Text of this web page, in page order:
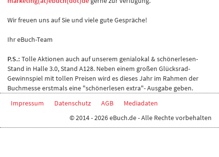
Wir freuen uns auf Sie und viele gute Gespräche!
Ihr eBuch-Team
P.S.: Tolle Aktionen auch auf unserem genialokal & schönerlesen-
Stand in Halle 3.0, Stand A128. Neben einem großen Glücksrad-
Gewinnspiel mit tollen Preisen wird es dieses Jahr im Rahmen der
Buchmesse erstmals eine "schönerlesen extra"- Ausgabe geben.
Impressum
Datenschutz AGB
Mediadaten
© 2014 - 2026 eBuch.de - Alle Rechte vorbehalten